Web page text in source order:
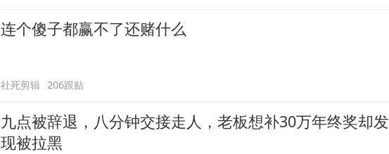
连个傻子都赢不了还赌什么
社死剪辑 206跟贴
九点被辞退，八分钟交接走人，老板想补30万年终奖却发
现被拉黑